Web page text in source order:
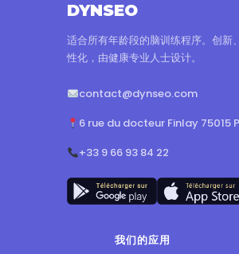
DYNSEO
适合所有年龄段的脑训练程序。创新
性化，由健康专业人士设计。
contact@dynseo.com
6 rue du docteur Finlay 75015
+33 9 66 93 84 22
我们的应用